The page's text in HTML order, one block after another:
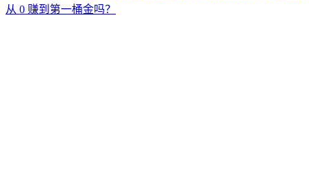
从 0 赚到第一桶金吗？